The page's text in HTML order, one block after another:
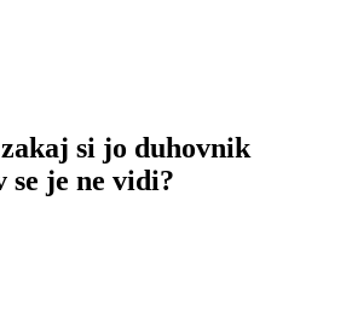
si jo duhovnik
se je ne vidi?